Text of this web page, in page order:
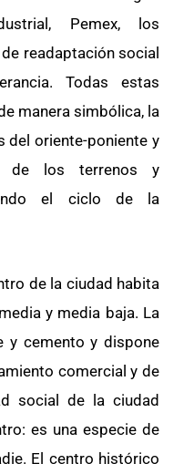
Pemex, los
readaptación social
Todas estas
manera simbólica, la
del oriente-poniente y
de los terrenos y
el ciclo de la
de la ciudad habita
y media baja. La
y cemento y dispone
comercial y de
social de la ciudad
es una especie de
El centro histórico